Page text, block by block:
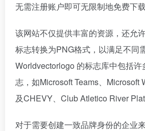
无需注册账户即可无限制地免费下载
该网站不仅提供丰富的资源，还允
标志转换为PNG格式，以满足不同
Worldvectorlogo 的标志库中包括
志，如Microsoft Teams、Microsoft
及CHEVY、Club Atletico River
对于需要创建一致品牌身份的企业